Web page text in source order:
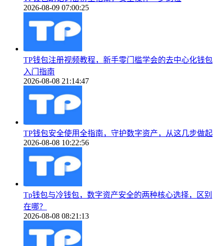
2026-08-09 07:00:25
TP钱包注册视频教程，新手零门槛学会的去中心化钱包
入门指南
2026-08-08 21:14:47
TP钱包安全使用全指南，守护数字资产，从这几步做起
2026-08-08 10:22:56
Tp钱包与冷钱包，数字资产安全的两种核心选择，区别
在哪？
2026-08-08 08:21:13